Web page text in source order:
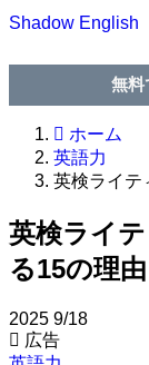
Shadow English
無料
ホーム
英語力
英検ライテ
英検ライ
る15の理由
2025 9/18
広告